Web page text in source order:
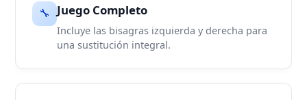
🔧 Juego Completo
Incluye las bisagras izquierda y derecha para
una sustitución integral.